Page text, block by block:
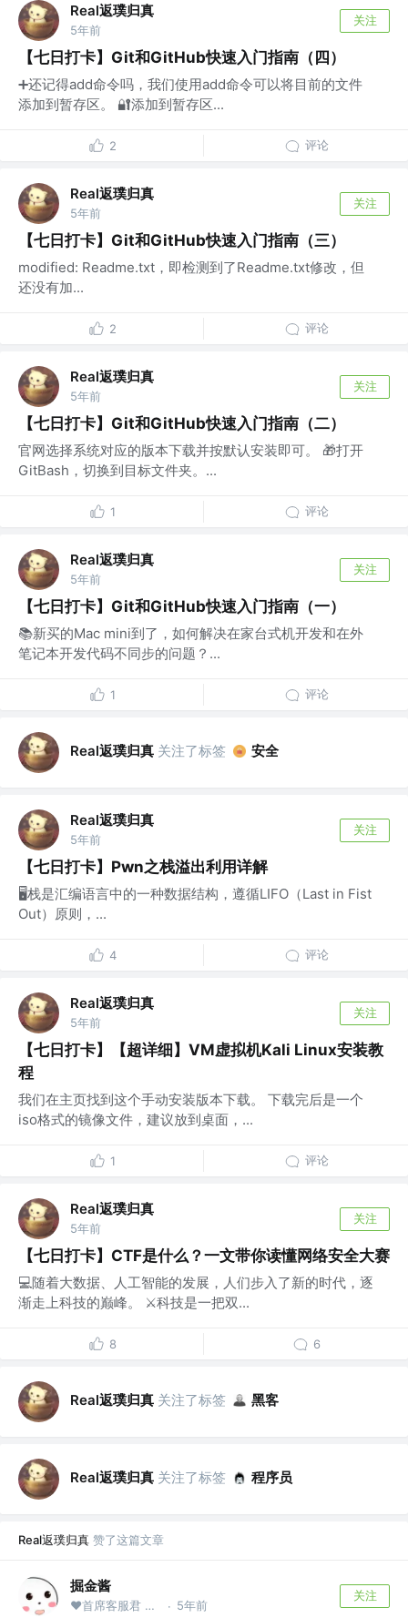
Real返璞归真
5年前
关注
【七日打卡】Git和GitHub快速入门指南（四）
➕还记得add命令吗，我们使用add命令可以将目前的文件
添加到暂存区。 🔐添加到暂存区...
2 评论
Real返璞归真
5年前
关注
【七日打卡】Git和GitHub快速入门指南（三）
modified: Readme.txt，即检测到了Readme.txt修改，但
还没有加...
2 评论
Real返璞归真
5年前
关注
【七日打卡】Git和GitHub快速入门指南（二）
官网选择系统对应的版本下载并按默认安装即可。 🎁打开
GitBash，切换到目标文件夹。...
1 评论
Real返璞归真
5年前
关注
【七日打卡】Git和GitHub快速入门指南（一）
📚新买的Mac mini到了，如何解决在家台式机开发和在外
笔记本开发代码不同步的问题？...
1 评论
Real返璞归真 关注了标签 安全
Real返璞归真
5年前
关注
【七日打卡】Pwn之栈溢出利用详解
🖥栈是汇编语言中的一种数据结构，遵循LIFO（Last in Fist
Out）原则，...
4 评论
Real返璞归真
5年前
关注
【七日打卡】【超详细】VM虚拟机Kali Linux安装教
程
我们在主页找到这个手动安装版本下载。 下载完后是一个
iso格式的镜像文件，建议放到桌面，...
1 评论
Real返璞归真
5年前
关注
【七日打卡】CTF是什么？一文带你读懂网络安全大赛
💻随着大数据、人工智能的发展，人们步入了新的时代，逐
渐走上科技的巅峰。 ⚔科技是一把双...
8 6
Real返璞归真 关注了标签 黑客
Real返璞归真 关注了标签 程序员
Real返璞归真 赞了这篇文章
掘金酱
❤首席客服君 @掘金 · 5年前
关注